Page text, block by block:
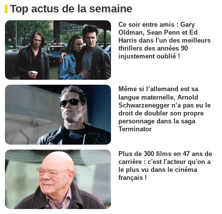
Top actus de la semaine
Ce soir entre amis : Gary
Oldman, Sean Penn et Ed
Harris dans l'un des meilleurs
thrillers des années 90
injustement oublié !
Même si l’allemand est sa
langue maternelle, Arnold
Schwarzenegger n’a pas eu le
droit de doubler son propre
personnage dans la saga
Terminator
Plus de 300 films en 47 ans de
carrière : c'est l'acteur qu'on a
le plus vu dans le cinéma
français !